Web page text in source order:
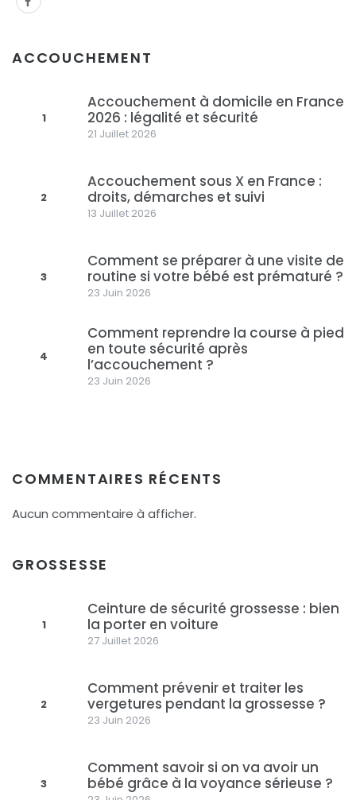
ACCOUCHEMENT
1
Accouchement à domicile en France
2026 : légalité et sécurité
21 Juillet 2026
2
Accouchement sous X en France :
droits, démarches et suivi
13 Juillet 2026
3
Comment se préparer à une visite de
routine si votre bébé est prématuré ?
23 Juin 2026
4
Comment reprendre la course à pied
en toute sécurité après
l’accouchement ?
23 Juin 2026
COMMENTAIRES RÉCENTS
Aucun commentaire à afficher.
GROSSESSE
1
Ceinture de sécurité grossesse : bien
la porter en voiture
27 Juillet 2026
2
Comment prévenir et traiter les
vergetures pendant la grossesse ?
23 Juin 2026
3
Comment savoir si on va avoir un
bébé grâce à la voyance sérieuse ?